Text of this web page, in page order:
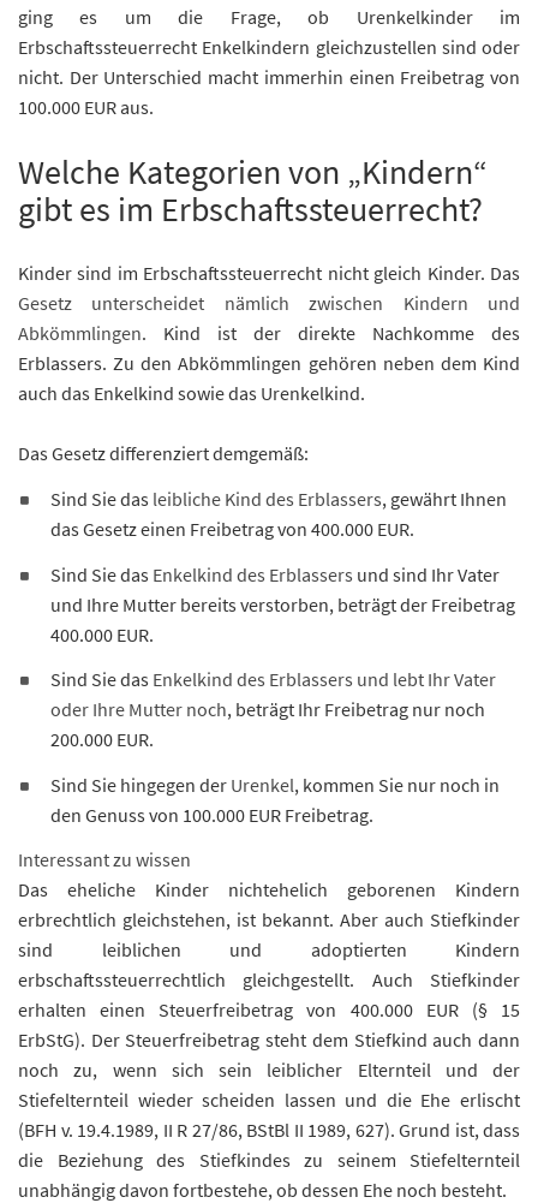
ging es um die Frage, ob Urenkelkinder im
Erbschaftssteuerrecht Enkelkindern gleichzustellen sind oder
nicht. Der Unterschied macht immerhin einen Freibetrag von
100.000 EUR aus.
Welche Kategorien von „Kindern“
gibt es im Erbschaftssteuerrecht?
Kinder sind im Erbschaftssteuerrecht nicht gleich Kinder. Das
Gesetz unterscheidet nämlich zwischen Kindern und
Abkömmlingen. Kind ist der direkte Nachkomme des
Erblassers. Zu den Abkömmlingen gehören neben dem Kind
auch das Enkelkind sowie das Urenkelkind.
Das Gesetz differenziert demgemäß:
Sind Sie das leibliche Kind des Erblassers, gewährt Ihnen
das Gesetz einen Freibetrag von 400.000 EUR.
Sind Sie das Enkelkind des Erblassers und sind Ihr Vater
und Ihre Mutter bereits verstorben, beträgt der Freibetrag
400.000 EUR.
Sind Sie das Enkelkind des Erblassers und lebt Ihr Vater
oder Ihre Mutter noch, beträgt Ihr Freibetrag nur noch
200.000 EUR.
Sind Sie hingegen der Urenkel, kommen Sie nur noch in
den Genuss von 100.000 EUR Freibetrag.
Interessant zu wissen
Das eheliche Kinder nichtehelich geborenen Kindern
erbrechtlich gleichstehen, ist bekannt. Aber auch Stiefkinder
sind leiblichen und adoptierten Kindern
erbschaftssteuerrechtlich gleichgestellt. Auch Stiefkinder
erhalten einen Steuerfreibetrag von 400.000 EUR (§ 15
ErbStG). Der Steuerfreibetrag steht dem Stiefkind auch dann
noch zu, wenn sich sein leiblicher Elternteil und der
Stiefelternteil wieder scheiden lassen und die Ehe erlischt
(BFH v. 19.4.1989, II R 27/86, BStBl II 1989, 627). Grund ist, dass
die Beziehung des Stiefkindes zu seinem Stiefelternteil
unabhängig davon fortbestehe, ob dessen Ehe noch besteht.